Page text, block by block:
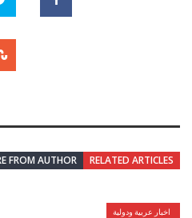
RELATED ARTICLES
FROM AUTHOR
اخبار عربية ودولية